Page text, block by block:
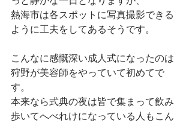
熱海市は各スポットに写真撮影できる
ように工夫をしてあるそうです。
こんなに感慨深い成人式になったのは
狩野が美容師をやっていて初めてで
す。
本来なら式典の夜は皆で集まって飲み
歩いてへべれけになっている人もこん